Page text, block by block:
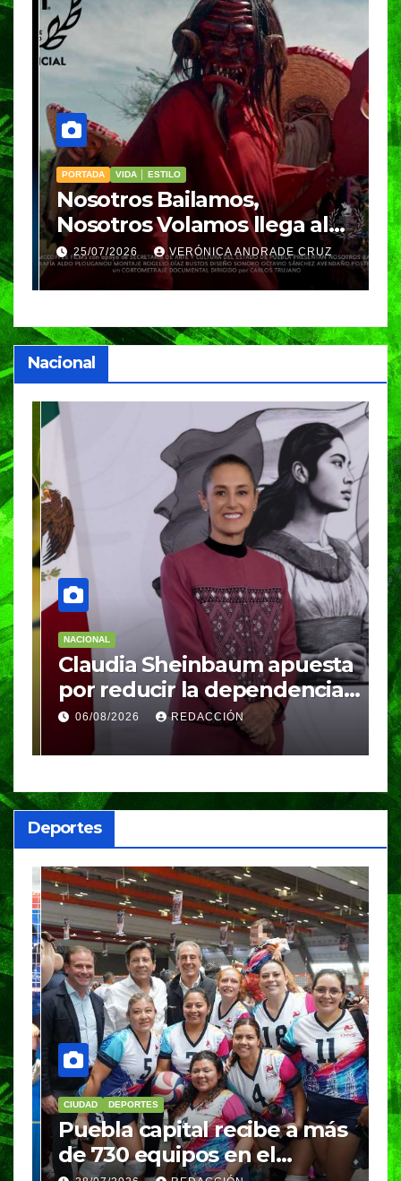
PORTADA VIDA │ ESTILO
Nosotros Bailamos,
Nosotros Volamos llega al
GIFF
25/07/2026 VERÓNICA ANDRADE CRUZ
Nacional
NACIONAL
Claudia Sheinbaum apuesta
por reducir la dependencia
del gas importado; fracking
sigue bajo evaluación
06/08/2026 REDACCIÓN
Deportes
CIUDAD DEPORTES
Puebla capital recibe a más
de 730 equipos en el